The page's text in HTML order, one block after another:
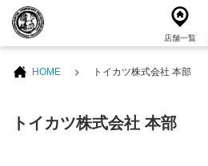
店舗一覧
HOME トイカツ株式会社 本部
トイカツ株式会社 本部